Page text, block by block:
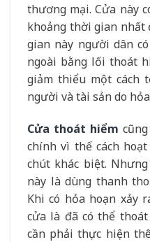
thương mại. Cửa này
khoảng thời gian nhất
gian này người dân
ngoài bằng lối thoát
giảm thiểu một cách
người và tài sản do
Cửa thoát hiểm
chính vì thế cách
chút khác biệt.
này là dùng thanh
Khi có hỏa hoạn xảy
cửa là đã có thể
cần phải thực hiện